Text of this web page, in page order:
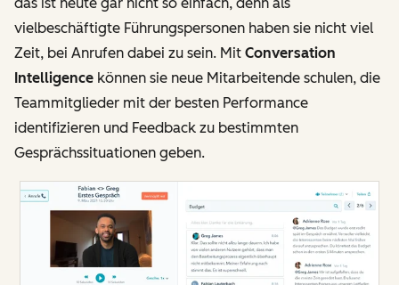
das ist heute gar nicht so einfach, denn als
vielbeschäftigte Führungspersonen haben sie nicht viel
Zeit, bei Anrufen dabei zu sein. Mit Conversation
Intelligence können sie neue Mitarbeitende schulen, die
Teammitglieder mit der besten Performance
identifizieren und Feedback zu bestimmten
Gesprächssituationen geben.